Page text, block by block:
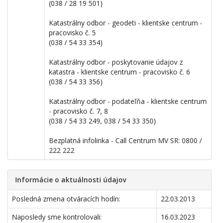
(038 / 28 19 501)
Katastrálny odbor - geodeti - klientske centrum -
pracovisko č. 5
(038 / 54 33 354)
Katastrálny odbor - poskytovanie údajov z
katastra - klientske centrum - pracovisko č. 6
(038 / 54 33 356)
Katastrálny odbor - podateľňa - klientske centrum
- pracovisko č. 7, 8
(038 / 54 33 249, 038 / 54 33 350)
Bezplatná infolinka - Call Centrum MV SR: 0800 /
222 222
Informácie o aktuálnosti údajov
Posledná zmena otváracích hodín:
22.03.2013
Naposledy sme kontrolovali:
16.03.2023